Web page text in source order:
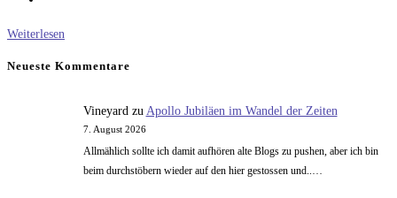
Weiterlesen
Neueste Kommentare
Vineyard zu Apollo Jubiläen im Wandel der Zeiten
7. August 2026
Allmählich sollte ich damit aufhören alte Blogs zu pushen, aber ich bin
beim durchstöbern wieder auf den hier gestossen und..…